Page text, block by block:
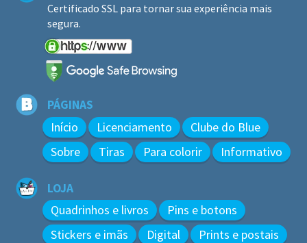
Certificado SSL para tornar sua experiência mais
segura.
PÁGINAS
Início Licenciamento
Clube do Blue
Sobre
Tiras Para colorir Informativo
LOJA
Quadrinhos e livros
Pins e botons
Stickers e imãs
Digital Prints e postais